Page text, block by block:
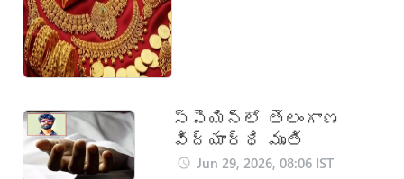
స్పెయిన్‌లో తెలంగాణ
విద్యార్థి మృతి
Jun 29, 2026, 08:06 IST